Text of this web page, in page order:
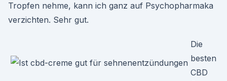
Tropfen nehme, kann ich ganz auf Psychopharmaka
verzichten. Sehr gut.
Die
besten
CBD